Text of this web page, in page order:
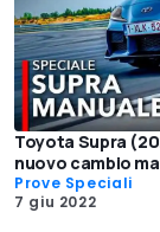
Toyota Supra
nuovo cambio
Prove Speciali
7 giu 2022